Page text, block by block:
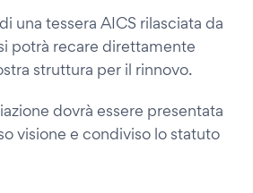
una tessera AICS rilasciata da
potrà recare direttamente
struttura per il rinnovo.
dovrà essere presentata
visione e condiviso lo statuto